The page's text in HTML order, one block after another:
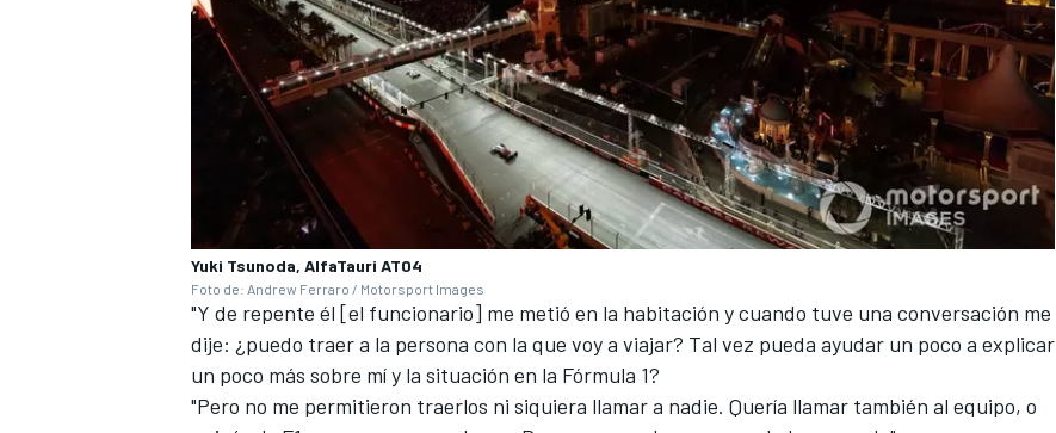
Yuki Tsunoda, AlfaTauri AT04
Foto de: Andrew Ferraro / Motorsport Images
"Y de repente él [el funcionario] me metió en la habitación y cuando tuve una conversación me
dije: ¿puedo traer a la persona con la que voy a viajar? Tal vez pueda ayudar un poco a explicar
un poco más sobre mí y la situación en la Fórmula 1?
"Pero no me permitieron traerlos ni siquiera llamar a nadie. Quería llamar también al equipo, o